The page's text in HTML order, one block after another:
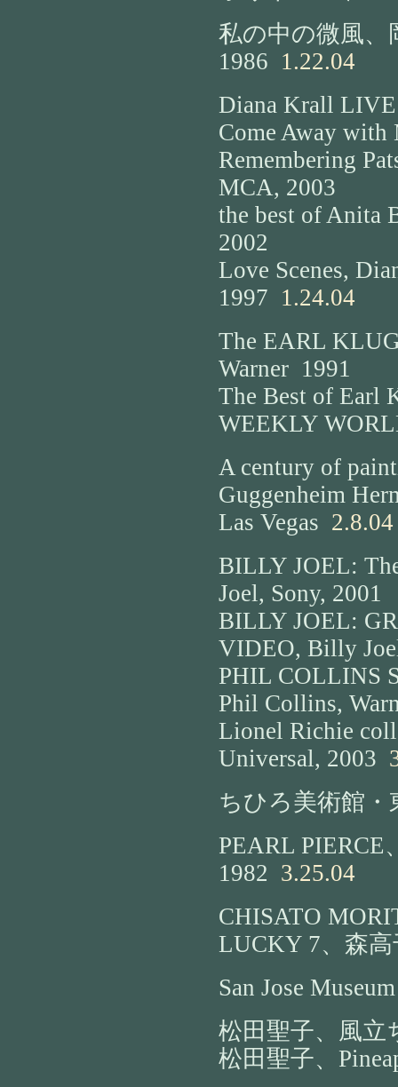
私の中の微風、
1986 1.22.04
Diana Krall LIVE
Come Away with
Remembering
MCA, 2003
the best of Anita
2002
Love Scenes,
1997 1.24.04
The EARL
Warner 1991
The Best of Earl
WEEKLY
A century of
Guggenheim
Las Vegas 2.8.04
BILLY JOEL:
Joel, Sony, 2001
BILLY JOEL:
VIDEO, Billy
PHIL COLLINS
Phil Collins,
Lionel Richie
Universal, 2003
ちひろ美術館・
PEARL
1982 3.25.04
CHISATO
LUCKY 7、森高
San Jose
松田聖子、風立
松田聖子、